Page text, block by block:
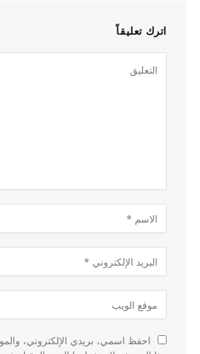
اترك تعليقاً
احفظ اسمي، بريدي الإلكتروني،